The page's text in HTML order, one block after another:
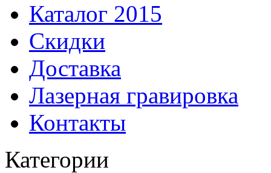
Каталог 2015
Скидки
Доставка
Лазерная гравировка
Контакты
Категории